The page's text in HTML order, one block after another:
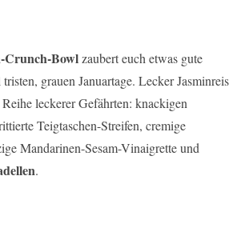
Crunch-Bowlzaubert euch etwas gute
grauen Januartage. Lecker Jasminreis
leckerer Gefährten: knackigen
Teigtaschen-Streifen, cremige
Mandarinen-Sesam-Vinaigrette und
.